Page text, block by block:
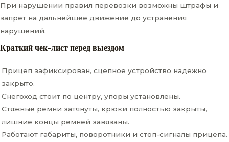
При нарушении правил перевозки возможны штрафы и
запрет на дальнейшее движение до устранения
нарушений.
Краткий чек-лист перед выездом
Прицеп зафиксирован, сцепное устройство надежно
закрыто.
Снегоход стоит по центру, упоры установлены.
Стяжные ремни затянуты, крюки полностью закрыты,
лишние концы ремней завязаны.
Работают габариты, поворотники и стоп-сигналы прицепа.